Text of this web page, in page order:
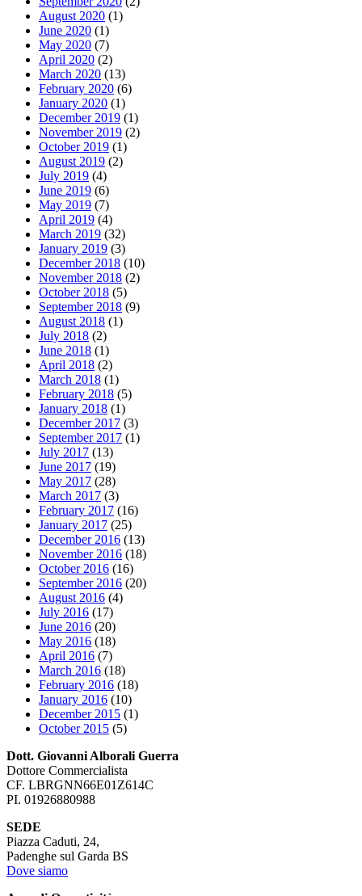
August 2020 (1)
June 2020 (1)
May 2020 (7)
April 2020 (2)
March 2020 (13)
February 2020 (6)
January 2020 (1)
December 2019 (1)
November 2019 (2)
October 2019 (1)
August 2019 (2)
July 2019 (4)
June 2019 (6)
May 2019 (7)
April 2019 (4)
March 2019 (32)
January 2019 (3)
December 2018 (10)
November 2018 (2)
October 2018 (5)
September 2018 (9)
August 2018 (1)
July 2018 (2)
June 2018 (1)
April 2018 (2)
March 2018 (1)
February 2018 (5)
January 2018 (1)
December 2017 (3)
September 2017 (1)
July 2017 (13)
June 2017 (19)
May 2017 (28)
March 2017 (3)
February 2017 (16)
January 2017 (25)
December 2016 (13)
November 2016 (18)
October 2016 (16)
September 2016 (20)
August 2016 (4)
July 2016 (17)
June 2016 (20)
May 2016 (18)
April 2016 (7)
March 2016 (18)
February 2016 (18)
January 2016 (10)
December 2015 (1)
October 2015 (5)
Dott. Giovanni Alborali Guerra
Dottore Commercialista
CF. LBRGNN66E01Z614C
PI. 01926880988
SEDE
Piazza Caduti, 24,
Padenghe sul Garda BS
Dove siamo